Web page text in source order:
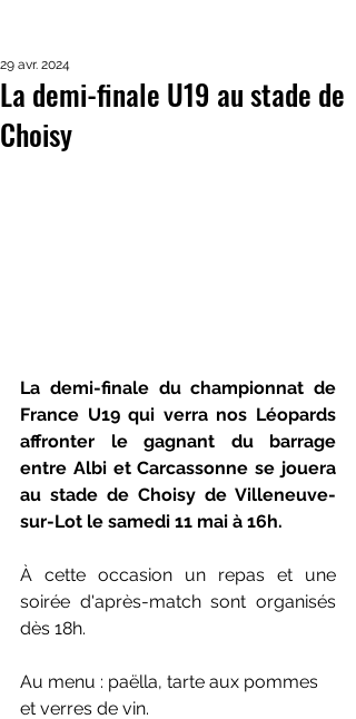
La demi-finale U19 au stade de
Choisy
29 avr. 2024
La demi-finale du championnat de
France U19 qui verra nos Léopards
affronter le gagnant du barrage
entre Albi et Carcassonne se jouera
au stade de Choisy de Villeneuve-
sur-Lot le samedi 11 mai à 16h.
À cette occasion un repas et une
soirée d'après-match sont organisés
dès 18h.
Au menu : paëlla, tarte aux pommes
et verres de vin.